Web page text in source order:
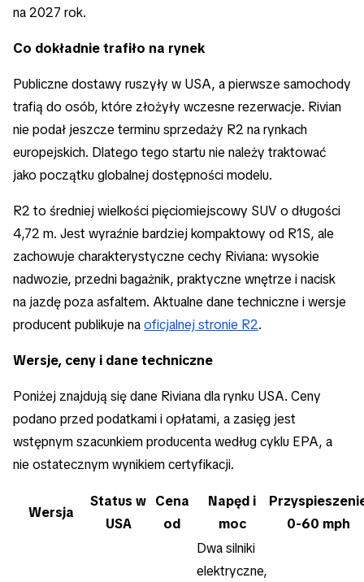
na 2027 rok.
Co dokładnie trafiło na rynek
Publiczne dostawy ruszyły w USA, a pierwsze samochody
trafią do osób, które złożyły wczesne rezerwacje. Rivian
nie podał jeszcze terminu sprzedaży R2 na rynkach
europejskich. Dlatego tego startu nie należy traktować
jako początku globalnej dostępności modelu.
R2 to średniej wielkości pięciomiejscowy SUV o długości
4,72 m. Jest wyraźnie bardziej kompaktowy od R1S, ale
zachowuje charakterystyczne cechy Riviana: wysokie
nadwozie, przedni bagażnik, praktyczne wnętrze i nacisk
na jazdę poza asfaltem. Aktualne dane techniczne i wersje
producent publikuje naoficjalnej stronie R2.
Wersje, ceny i dane techniczne
Poniżej znajdują się dane Riviana dla rynku USA. Ceny
podano przed podatkami i opłatami, a zasięg jest
wstępnym szacunkiem producenta według cyklu EPA, a
nie ostatecznym wynikiem certyfikacji.
Wersja
Status w
USA
Cena
od
Napęd i
moc
0-60 mph
Dwa silniki
elektryczne,